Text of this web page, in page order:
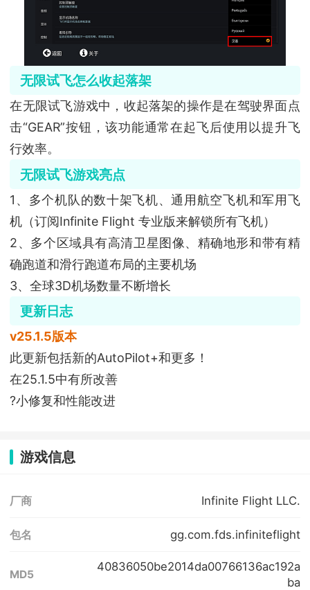
无限试飞怎么收起落架
在无限试飞游戏中，收起落架的操作是在驾驶界面点
击“GEAR”按钮‌，该功能通常在起飞后使用以提升飞
行效率。
无限试飞游戏亮点
1、多个机队的数十架飞机、通用航空飞机和军用飞
机（订阅Infinite Flight 专业版来解锁所有飞机）
2、多个区域具有高清卫星图像、精确地形和带有精
确跑道和滑行跑道布局的主要机场
3、全球3D机场数量不断增长
更新日志
v25.1.5版本
此更新包括新的AutoPilot+和更多！
在25.1.5中有所改善
?小修复和性能改进
游戏信息
厂商 Infinite Flight LLC.
包名 gg.com.fds.infiniteflight
MD5
40836050be2014da00766136ac192a
ba